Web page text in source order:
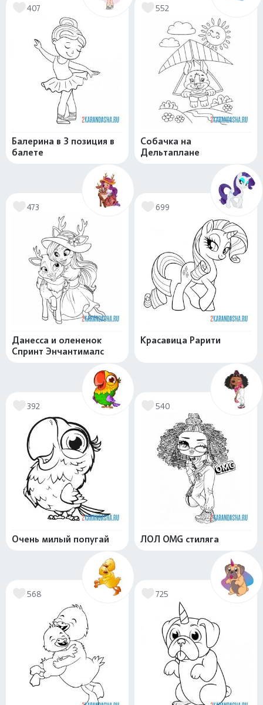
407
Балерина в 3 позиция в
балете
552
Собачка на
Дельтаплане
473
Данесса и олененок
Спринт Энчантималс
699
Красавица Рарити
392
Очень милый попугай
540
ЛОЛ OMG стиляга
568 725